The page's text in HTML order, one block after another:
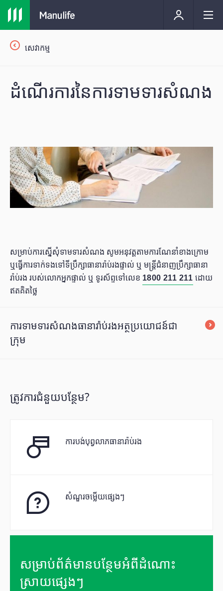
សេវាកម្ម
ដំណើរការនៃការទាមទារសំណង
សម្រាប់ការស្នើសុំទាមទារសំណង សូមអនុវត្តតាមការណែនាំខាងក្រោម
ឬធ្វើការទាក់ទងទៅទីប្រឹក្សាធានារ៉ាប់រងផ្ទាល់ ឬ មន្ត្រីជំនាញប្រឹក្សាធានា
រ៉ាប់រង របស់លោកអ្នកផ្ទាល់ ឬ ទូរស័ព្ទទៅលេខ 1800 211 211 ដោយ
ឥតគិតថ្លៃ
ការទាមទារសំណងធានារ៉ាប់រងអត្ថប្រយោជន៍ជា
ក្រុម
ត្រូវការជំនួយបន្ថែម?
ការបង់បុព្វលាភធានារ៉ាប់រង
សំណួរចម្លើយផ្សេងៗ
សម្រាប់ព័ត៌មានបន្ថែមអំពីដំណោះ
ស្រាយផ្សេងៗ